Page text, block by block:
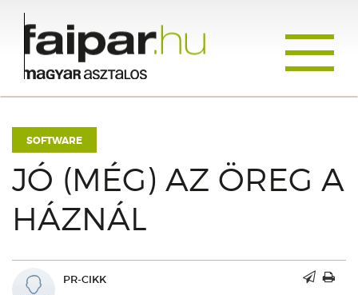
SOFTWARE
JÓ (MÉG) AZ ÖREG A
HÁZNÁL
PR-CIKK